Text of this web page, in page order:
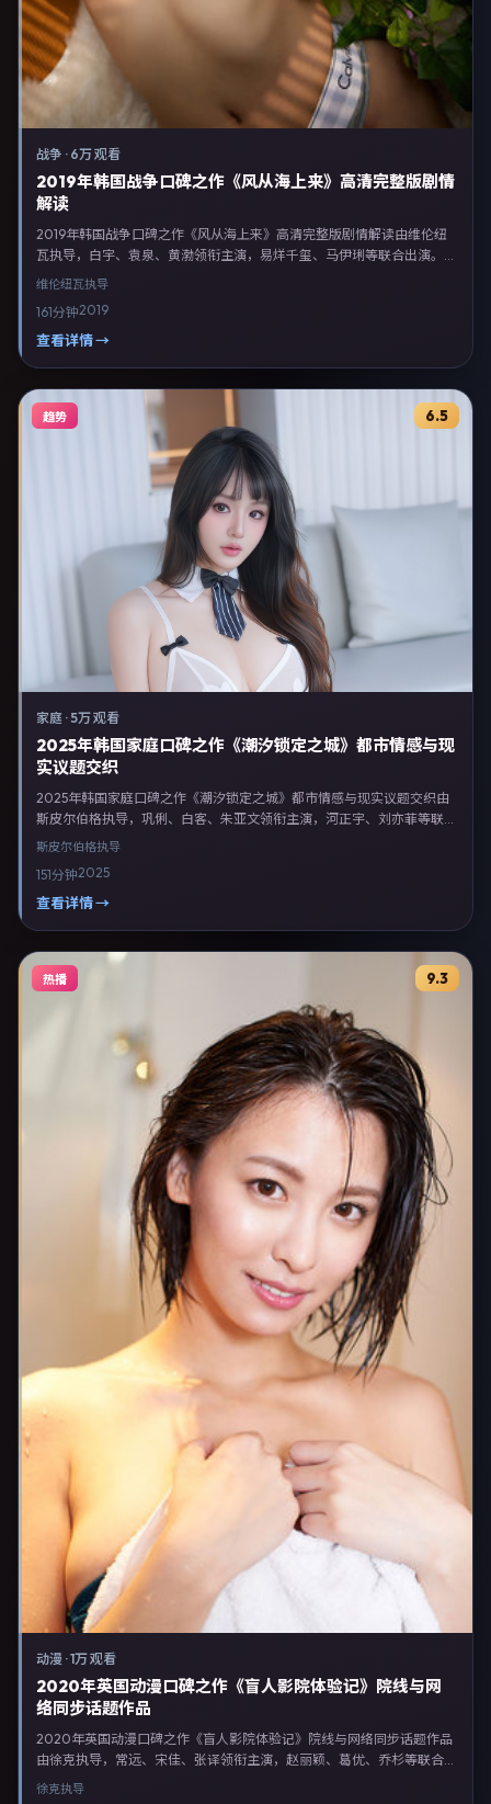
战争 · 6万 观看
2019年韩国战争口碑之作《风从海上来》高清完整版剧情
解读
2019年韩国战争口碑之作《风从海上来》高清完整版剧情解读由维伦纽
瓦执导，白宇、袁泉、黄渤领衔主演，易烊千玺、马伊琍等联合出演。剧
情以战争类型为主线，融合韩国本土叙事与人物弧光，适合检索「战争电
办，全国多城路演与线上观影同步开启。影片在节奏、摄影与配乐上强调
沉浸体验，可作为片单推荐、影评长文与专题策划的引用素材。
维伦纽瓦执导
161分钟2019
查看详情 →
趋势 6.5
家庭 · 5万 观看
2025年韩国家庭口碑之作《潮汐锁定之城》都市情感与现
实议题交织
2025年韩国家庭口碑之作《潮汐锁定之城》都市情感与现实议题交织由
斯皮尔伯格执导，巩俐、白客、朱亚文领衔主演，河正宇、刘亦菲等联合
出演。剧情以家庭类型为主线，融合韩国本土叙事与人物弧光，适合检索
韩国主流院线上映，随后登陆流媒体与电视端。影片在节奏、摄影与配乐
上强调沉浸体验，可作为片单推荐、影评长文与专题策划的引用素材。
斯皮尔伯格执导
151分钟2025
查看详情 →
热播 9.3
动漫 ·1万 观看
2020年英国动漫口碑之作《盲人影院体验记》院线与网
络同步话题作品
2020年英国动漫口碑之作《盲人影院体验记》院线与网络同步话题作品
由徐克执导，常远、宋佳、张译领衔主演，赵丽颖、葛优、乔杉等联合出
演。剧情以动漫类型为主线，融合英国本土叙事与人物弧光，适合检索
徐克执导